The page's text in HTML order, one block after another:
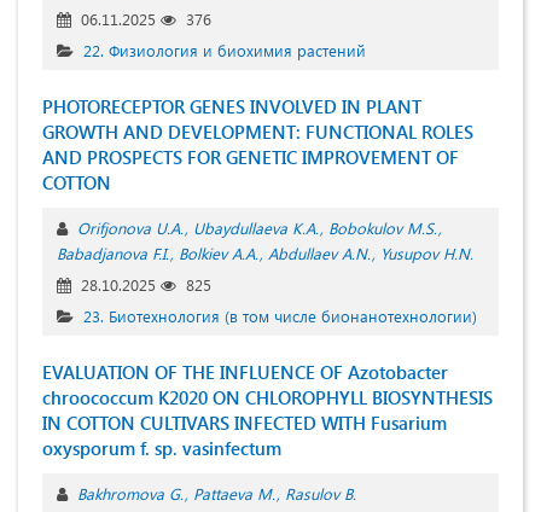
06.11.2025
376
22. Физиология и биохимия растений
PHOTORECEPTOR GENES INVOLVED IN PLANT
GROWTH AND DEVELOPMENT: FUNCTIONAL ROLES
AND PROSPECTS FOR GENETIC IMPROVEMENT OF
COTTON
Orifjonova U.A. Ubaydullaeva K.A. Bobokulov M.S.
Babadjanova F.I. Bolkiev A.A. Abdullaev A.N.
Yusupov H.N.
28.10.2025
825
23. Биотехнология (в том числе бионанотехнологии)
EVALUATION OF THE INFLUENCE OF Azotobacter
chroococcum K2020 ON CHLOROPHYLL BIOSYNTHESIS
IN COTTON CULTIVARS INFECTED WITH Fusarium
oxysporum f. sp. vasinfectum
Bakhromova G. Pattaeva M. Rasulov B.